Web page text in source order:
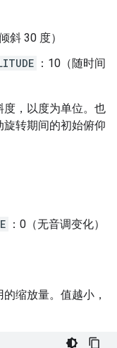
斜 30 度）
：10（随时间
度，以度为单位。也
转期间的初始俯仰
：0（无音调变化）
缩放量。值越小，